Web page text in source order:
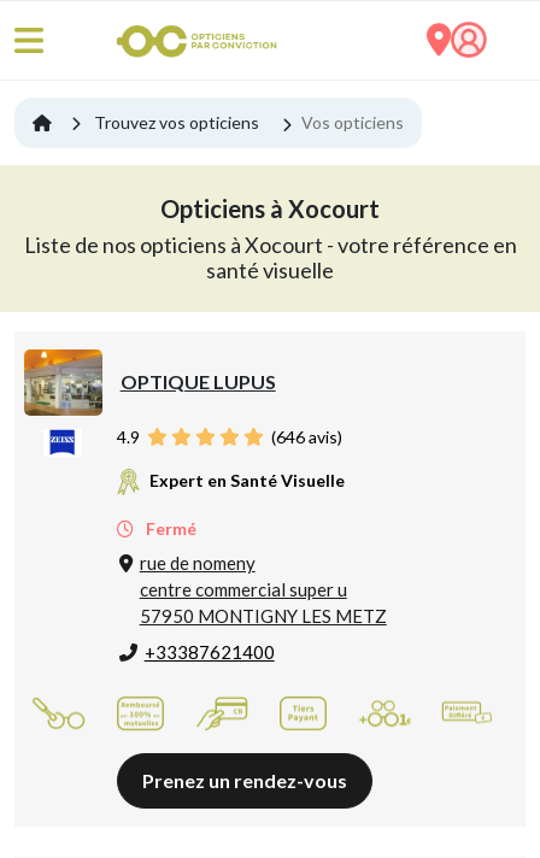
Trouvez vos opticiens Vos opticiens
Opticiens à Xocourt
Liste de nos opticiens à Xocourt - votre référence en
santé visuelle
OPTIQUE LUPUS
4.9 (646avis)
Expert en Santé Visuelle
Fermé
rue de nomeny
centre commercial super u
57950 MONTIGNY LES METZ
+33387621400
Prenez un rendez-vous